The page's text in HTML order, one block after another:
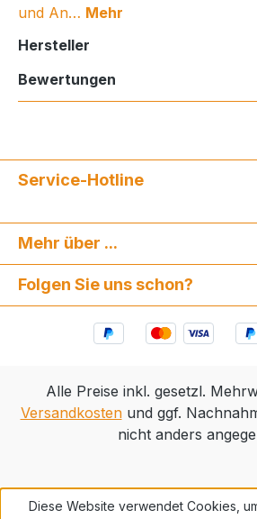
und An… Mehr
Hersteller
Bewertungen
Service-Hotline
Mehr über ...
Folgen Sie uns schon?
Alle Preise inkl. gesetzl.
Versandkostenund ggf.
nicht anders
Diese Website verwendet Cookies,